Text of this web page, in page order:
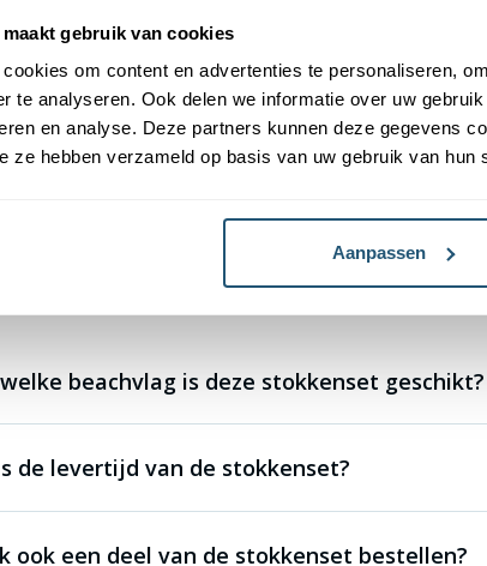
gebruik van cookies
om content en advertenties te personaliseren,
te analyseren. Ook delen we informatie over uw
en analyse. Deze partners kunnen deze gegevens
ze hebben verzameld op basis van uw gebruik van hun
Aanpassen
van Vlaggen Unie
beachvlag vierkantbesteld weet je zeker dat
je eerder bij ons besteld hebt. Je bent verzekert
beachvlag is deze stokkenset geschikt?
de levertijd van de stokkenset?
ook een deel van de stokkenset bestellen?